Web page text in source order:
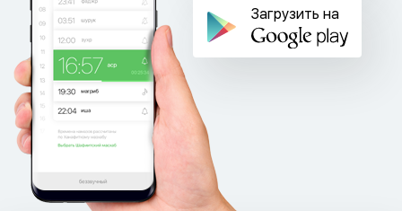
Загрузить на